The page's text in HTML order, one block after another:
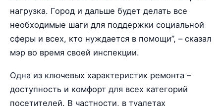
нагрузка. Город и дальше будет делать все
необходимые шаги для поддержки социальной
сферы и всех, кто нуждается в помощи”, – сказал
мэр во время своей инспекции.
Одна из ключевых характеристик ремонта –
доступность и комфорт для всех категорий
посетителей. В частности, в туалетах